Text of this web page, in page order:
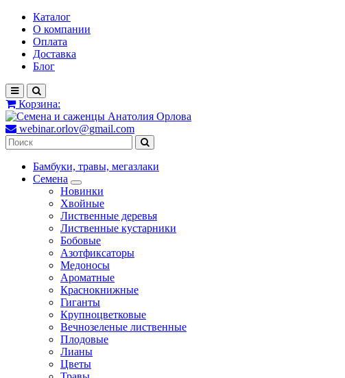
Каталог
О компании
Оплата
Доставка
Блог
Корзина:
webinar.orlov@gmail.com
Бамбуки, травы, мегазлаки
Семена
Новинки
Хвойные
Лиственные деревья
Лиственные кустарники
Бобовые
Азотфиксаторы
Медоносы
Ароматные
Краснокнижные
Гиганты
Крупноцветковые
Вечнозеленые лиственные
Плодовые
Лианы
Цветы